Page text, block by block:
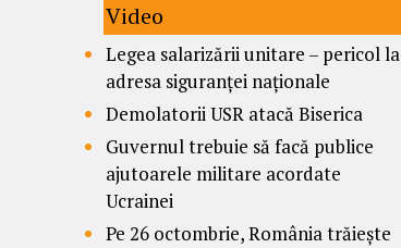
Video
Legea salarizării unitare – pericol la
adresa siguranței naționale
Demolatorii USR atacă Biserica
Guvernul trebuie să facă publice
ajutoarele militare acordate
Ucrainei
Pe 26 octombrie, România trăiește